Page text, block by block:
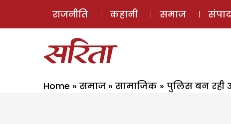
राजनीति कहानी समाज
Home » समाज » सामाजिक » पुलिस बन रही